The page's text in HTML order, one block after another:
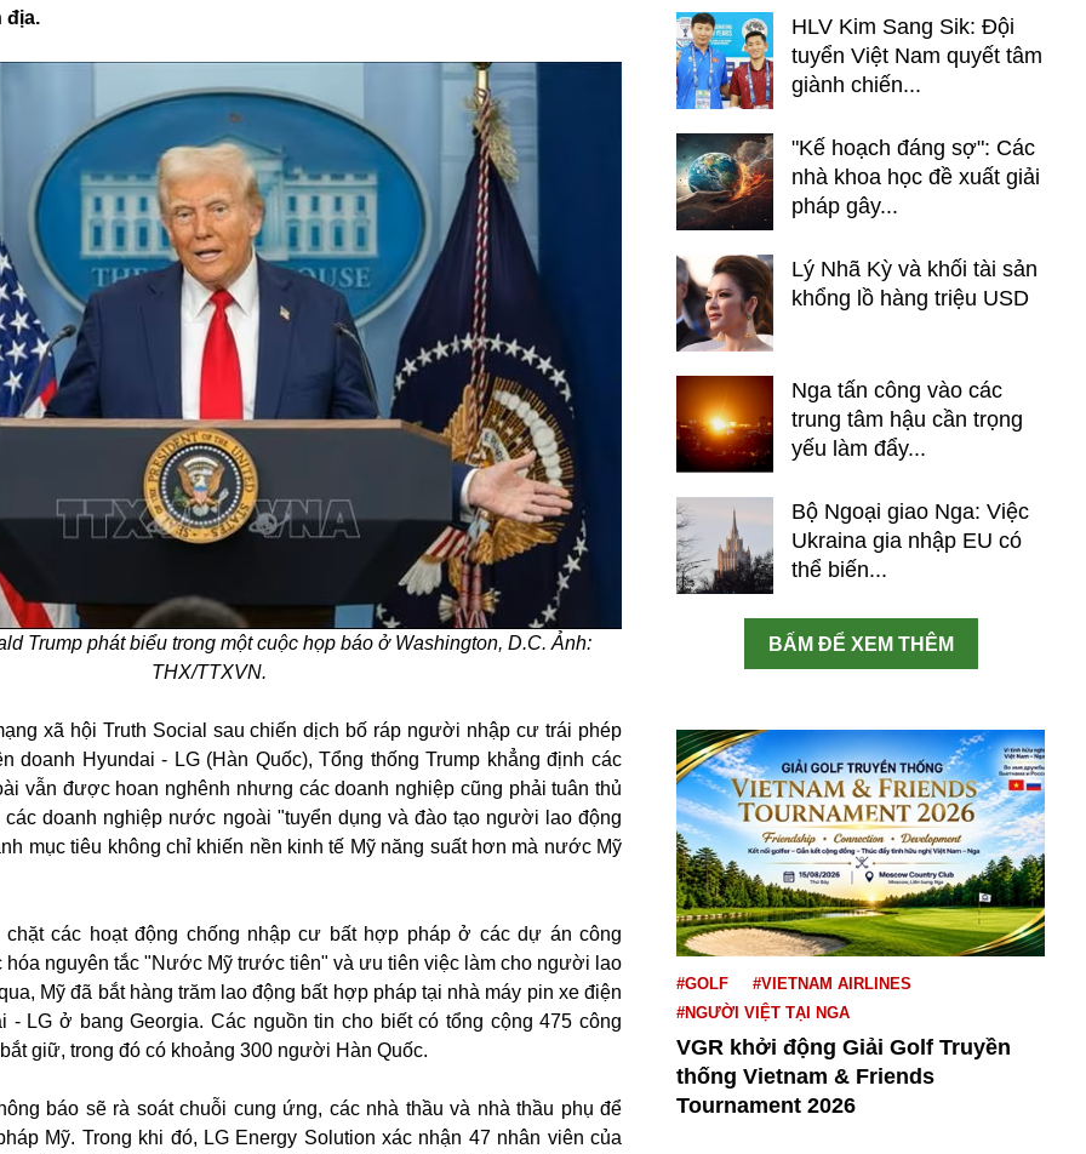
địa.
Trump phát biểu trong một cuộc họp báo ở Washington, D.C. Ảnh:
THX/TTXVN.
xã hội Truth Social sau chiến dịch bố ráp người nhập cư trái phép
doanh Hyundai - LG (Hàn Quốc), Tổng thống Trump khẳng định các
vẫn được hoan nghênh nhưng các doanh nghiệp cũng phải tuân thủ
các doanh nghiệp nước ngoài "tuyển dụng và đào tạo người lao động
mục tiêu không chỉ khiến nền kinh tế Mỹ năng suất hơn mà nước Mỹ
chặt các hoạt động chống nhập cư bất hợp pháp ở các dự án công
nguyên tắc "Nước Mỹ trước tiên" và ưu tiên việc làm cho người lao
Mỹ đã bắt hàng trăm lao động bất hợp pháp tại nhà máy pin xe điện
- LG ở bang Georgia. Các nguồn tin cho biết có tổng cộng 475 công
giữ, trong đó có khoảng 300 người Hàn Quốc.
báo sẽ rà soát chuỗi cung ứng, các nhà thầu và nhà thầu phụ để
Mỹ. Trong khi đó, LG Energy Solution xác nhận 47 nhân viên của
HLV Kim Sang Sik: Đội
tuyển Việt Nam quyết tâm
giành chiến...
"Kế hoạch đáng sợ": Các
nhà khoa học đề xuất giải
pháp gây...
Lý Nhã Kỳ và khối tài sản
khổng lồ hàng triệu USD
Nga tấn công vào các
trung tâm hậu cần trọng
yếu làm đẩy...
Bộ Ngoại giao Nga: Việc
Ukraina gia nhập EU có
thể biến...
BẤM ĐỂ XEM THÊM
#GOLF
#VIETNAM AIRLINES
#NGƯỜI VIỆT TẠI NGA
VGR khởi động Giải Golf Truyền
thống Vietnam & Friends
Tournament 2026